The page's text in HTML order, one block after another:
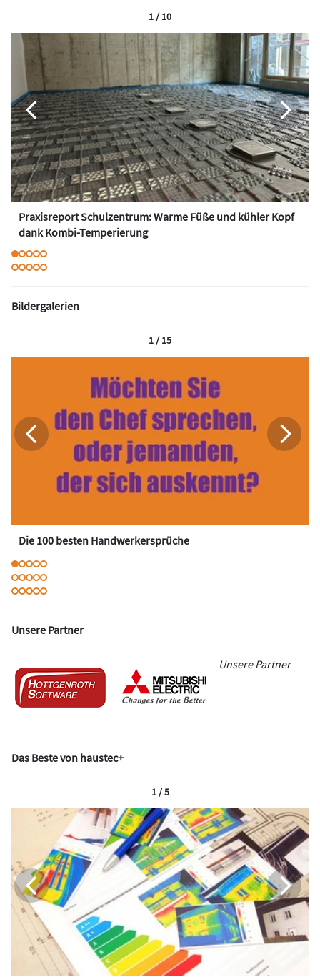
Praxisreport Schulzentrum: Warme Füße und kühler Kopf
dank Kombi-Temperierung
1 / 10
Bildergalerien
Die 100 besten Handwerkersprüche
1 / 15
Unsere Partner
Unsere Partner
Das Beste von haustec+
1 / 5